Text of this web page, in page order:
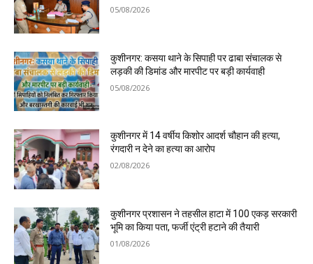
05/08/2026
कुशीनगर: कसया थाने के सिपाही पर ढाबा संचालक से
लड़की की डिमांड और मारपीट पर बड़ी कार्यवाही
05/08/2026
कुशीनगर में 14 वर्षीय किशोर आदर्श चौहान की हत्या,
रंगदारी न देने का हत्या का आरोप
02/08/2026
कुशीनगर प्रशासन ने तहसील हाटा में 100 एकड़ सरकारी
भूमि का किया पता, फर्जी एंट्री हटाने की तैयारी
01/08/2026